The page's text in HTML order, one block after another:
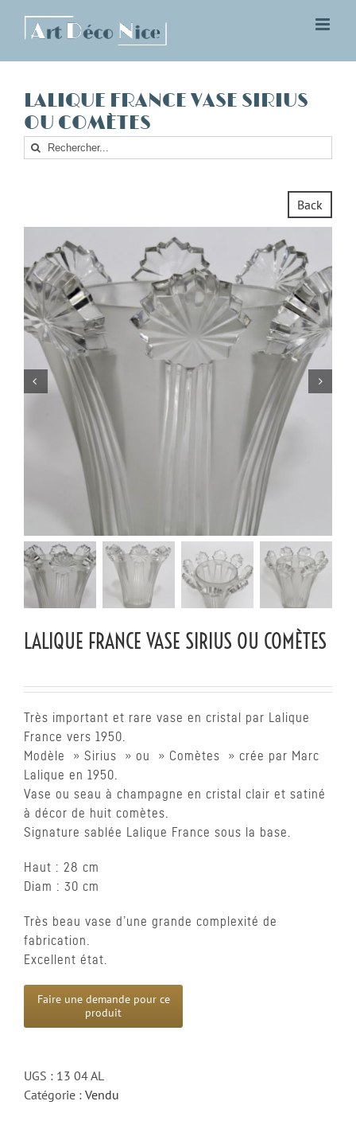
LALIQUE FRANCE VASE SIRIUS
OU COMÈTES
Rechercher
 
LALIQUE FRANCE VASE SIRIUS OU COMÈTES
Back
Très important et rare vase en cristal par Lalique
France vers 1950.
Modèle » Sirius » ou » Comètes » crée par Marc
Lalique en 1950.
Vase ou seau à champagne en cristal clair et satiné
à décor de huit comètes.
Signature sablée Lalique France sous la base.
Haut : 28 cm
Diam : 30 cm
Très beau vase d’une grande complexité de
fabrication.
Excellent état.
UGS : 13 04 AL
Catégorie : Vendu